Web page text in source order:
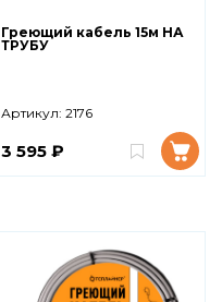
Греющий кабель 15м НА
ТРУБУ
Артикул: 2176
3 595 ₽